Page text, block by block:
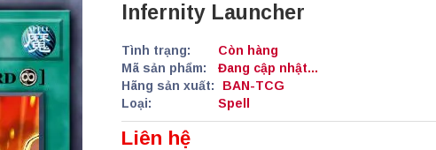
Infernity Launcher
Tình trạng:
Còn hàng
Mã sản phẩm:
Đang cập nhật...
Hãng sản xuất:
BAN-TCG
Loại:
Spell
Liên hệ